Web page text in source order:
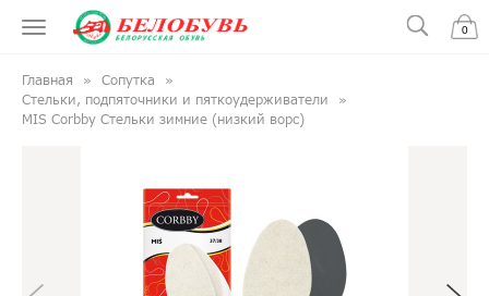
0
Главная
Сопутка
Стельки, подпяточники и пяткоудерживатели
MIS Corbby Стельки зимние (низкий ворс)